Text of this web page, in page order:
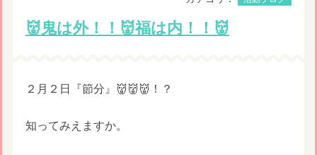
👹鬼は外！！👹福は内！！👹
２月２日『節分』👹👹👹！？
知ってみえますか。